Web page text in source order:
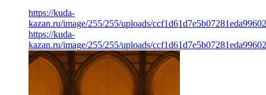
https://kuda-
kazan.ru/image/255/255/uploads/
https://kuda-
kazan.ru/image/255/255/uploads/